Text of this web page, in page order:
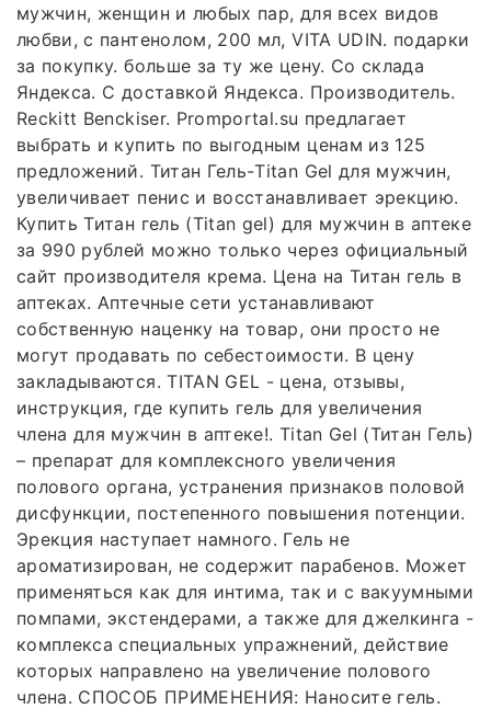
мужчин, женщин и любых пар, для всех видов
любви, с пантенолом, 200 мл, VITA UDIN. подарки
за покупку. больше за ту же цену. Со склада
Яндекса. С доставкой Яндекса. Производитель.
Reckitt Benckiser. Promportal.su предлагает
выбрать и купить по выгодным ценам из 125
предложений. Титан Гель-Titan Gel для мужчин,
увеличивает пенис и восстанавливает эрекцию.
Купить Титан гель (Titan gel) для мужчин в аптеке
за 990 рублей можно только через официальный
сайт производителя крема. Цена на Титан гель в
аптеках. Аптечные сети устанавливают
собственную наценку на товар, они просто не
могут продавать по себестоимости. В цену
закладываются. TITAN GEL - цена, отзывы,
инструкция, где купить гель для увеличения
члена для мужчин в аптеке!. Titan Gel (Титан Гель)
– препарат для комплексного увеличения
полового органа, устранения признаков половой
дисфункции, постепенного повышения потенции.
Эрекция наступает намного. Гель не
ароматизирован, не содержит парабенов. Может
применяться как для интима, так и с вакуумными
помпами, экстендерами, а также для джелкинга -
комплекса специальных упражнений, действие
которых направлено на увеличение полового
члена. СПОСОБ ПРИМЕНЕНИЯ: Наносите гель.